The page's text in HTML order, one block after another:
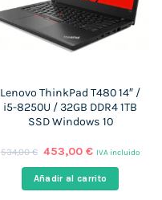
Lenovo ThinkPad T480 14″ /
i5-8250U / 32GB DDR4 1TB
SSD Windows 10
534,00€ El
original
era:
453,00€El
actual
es:
IVA incluido
Añadir al carrito